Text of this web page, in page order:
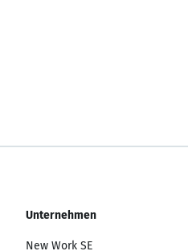
Unternehmen
New Work SE